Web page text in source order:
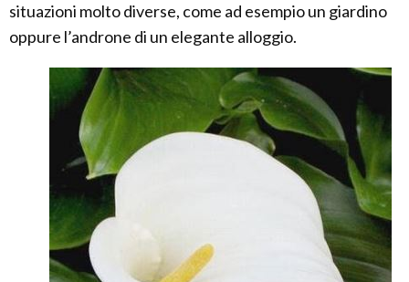
situazioni molto diverse, come ad esempio un giardino
oppure l’androne di un elegante alloggio.